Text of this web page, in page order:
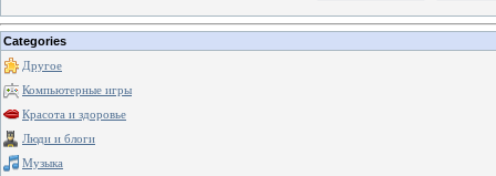
Categories
Другое
Компьютерные игры
Красота и здоровье
Люди и блоги
Музыка